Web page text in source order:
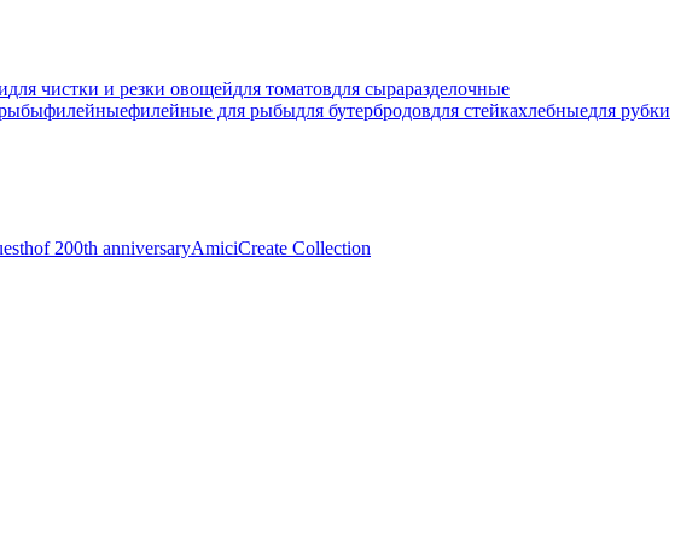
для чистки и резки овощейдля томатовдля сыраразделочные
рыбыфилейныефилейные для рыбыдля бутербродовдля стейкахлебныедля рубки
200th anniversaryAmiciCreate Collection